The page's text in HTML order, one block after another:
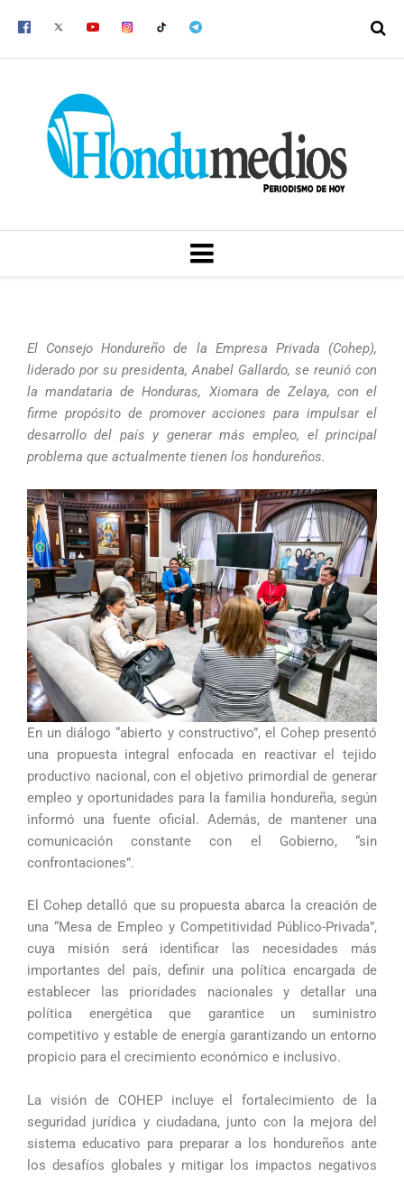
MENU
El Consejo Hondureño de la Empresa Privada (Cohep),
liderado por su presidenta, Anabel Gallardo, se reunió con
la mandataria de Honduras, Xiomara de Zelaya, con el
firme propósito de promover acciones para impulsar el
desarrollo del país y generar más empleo, el principal
problema que actualmente tienen los hondureños.
En un diálogo “abierto y constructivo”, el Cohep presentó
una propuesta integral enfocada en reactivar el tejido
productivo nacional, con el objetivo primordial de generar
empleo y oportunidades para la familia hondureña, según
informó una fuente oficial. Además, de mantener una
comunicación constante con el Gobierno, “sin
confrontaciones”.
El Cohep detalló que su propuesta abarca la creación de
una “Mesa de Empleo y Competitividad Público-Privada”,
cuya misión será identificar las necesidades más
importantes del país, definir una política encargada de
establecer las prioridades nacionales y detallar una
política energética que garantice un suministro
competitivo y estable de energía garantizando un entorno
propicio para el crecimiento económico e inclusivo.
La visión de COHEP incluye el fortalecimiento de la
seguridad jurídica y ciudadana, junto con la mejora del
sistema educativo para preparar a los hondureños ante
los desafíos globales y mitigar los impactos negativos